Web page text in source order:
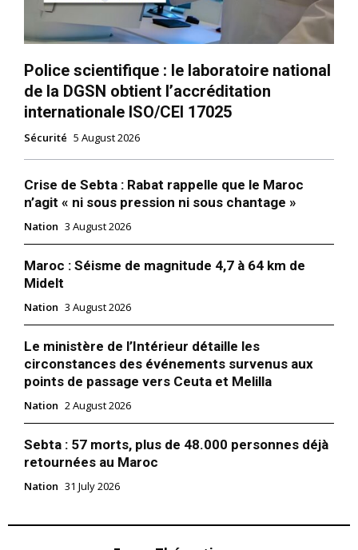
Police scientifique : le laboratoire national
de la DGSN obtient l’accréditation
internationale ISO/CEI 17025
Sécurité 5 August 2026
Crise de Sebta : Rabat rappelle que le Maroc
n’agit « ni sous pression ni sous chantage »
Nation 3 August 2026
Maroc : Séisme de magnitude 4,7 à 64 km de
Midelt
Nation 3 August 2026
Le ministère de l’Intérieur détaille les
circonstances des événements survenus aux
points de passage vers Ceuta et Melilla
Nation 2 August 2026
Sebta : 57 morts, plus de 48.000 personnes déjà
retournées au Maroc
Nation 31 July 2026